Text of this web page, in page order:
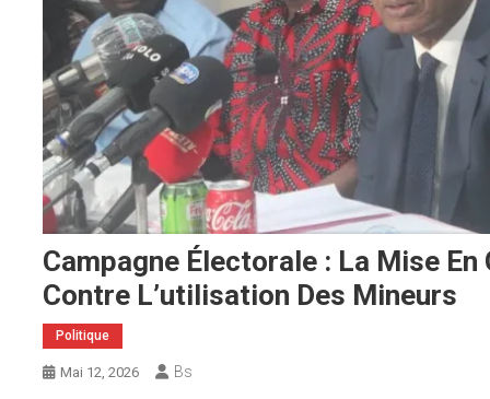
Campagne Électorale : La Mise En
Contre L’utilisation Des Mineurs
Politique
Mai 12, 2026 Bs